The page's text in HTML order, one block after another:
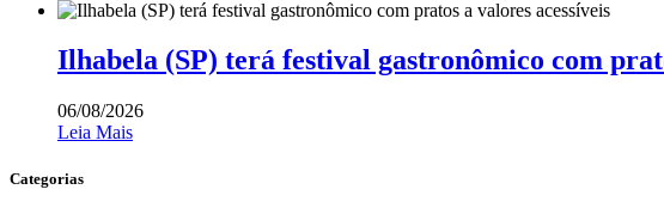
Ilhabela (SP) terá festival gastronômico com
06/08/2026
Leia Mais
Categorias